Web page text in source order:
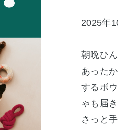
2025年
朝晩ひ
あった
するボ
ゃも届
さっと